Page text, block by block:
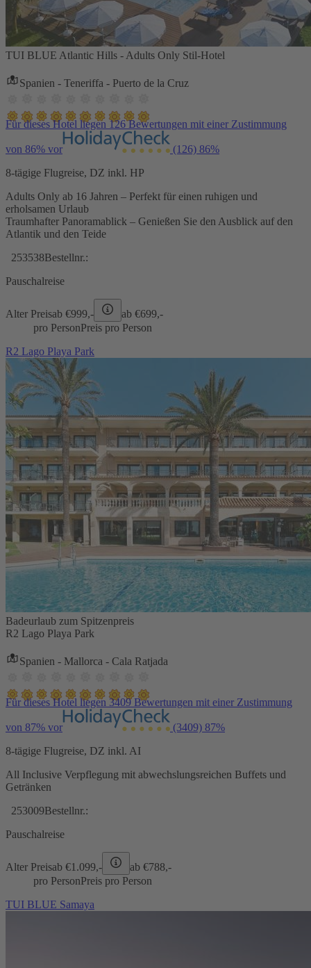
TUI BLUE Atlantic Hills - Adults Only Stil-Hotel
Spanien - Teneriffa - Puerto de la Cruz
Für dieses Hotel liegen 126 Bewertungen mit einer Zustimmung
von 86% vor (126) 86%
8-tägige Flugreise, DZ inkl. HP
Adults Only ab 16 Jahren – Perfekt für einen ruhigen und
erholsamen Urlaub
Traumhafter Panoramablick – Genießen Sie den Ausblick auf den
Atlantik und den Teide
253538Bestellnr.:
Pauschalreise
Alter Preisab €999,- ab €699,-
pro PersonPreis pro Person
R2 Lago Playa Park
Badeurlaub zum Spitzenpreis
R2 Lago Playa Park
Spanien - Mallorca - Cala Ratjada
Für dieses Hotel liegen 3409 Bewertungen mit einer Zustimmung
von 87% vor (3409) 87%
8-tägige Flugreise, DZ inkl. AI
All Inclusive Verpflegung mit abwechslungsreichen Buffets und
Getränken
253009Bestellnr.:
Pauschalreise
Alter Preisab €1.099,- ab €788,-
pro PersonPreis pro Person
TUI BLUE Samaya